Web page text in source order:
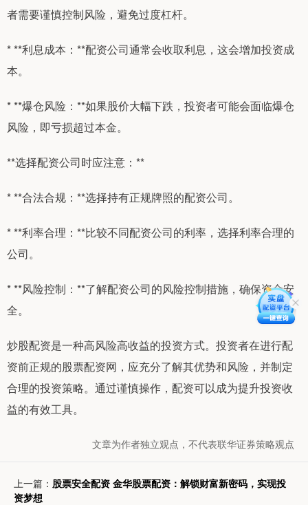
者需要谨慎控制风险，避免过度杠杆。
* **利息成本：**配资公司通常会收取利息，这会增加投资成
本。
* **爆仓风险：**如果股价大幅下跌，投资者可能会面临爆仓
风险，即亏损超过本金。
**选择配资公司时应注意：**
* **合法合规：**选择持有正规牌照的配资公司。
* **利率合理：**比较不同配资公司的利率，选择利率合理的
公司。
* **风险控制：**了解配资公司的风险控制措施，确保资金安
全。
炒股配资是一种高风险高收益的投资方式。投资者在进行配
资前正规的股票配资网，应充分了解其优势和风险，并制定
合理的投资策略。通过谨慎操作，配资可以成为提升投资收
益的有效工具。
文章为作者独立观点，不代表联华证券策略观点
上一篇： 股票安全配资 金华股票配资：解锁财富新密码，实现投
资梦想